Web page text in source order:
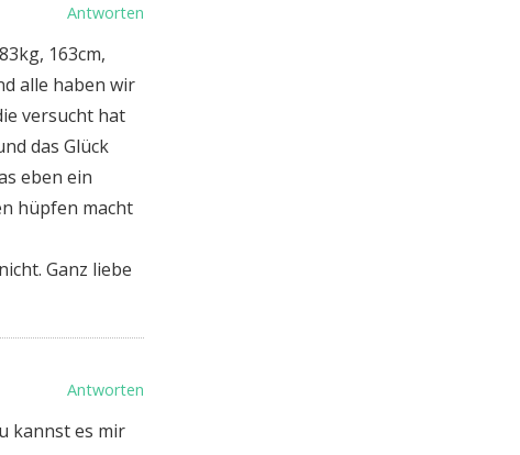
Antworten
163cm,
alle haben wir
versucht hat
das Glück
eben ein
hüpfen macht
Ganz liebe
Antworten
kannst es mir